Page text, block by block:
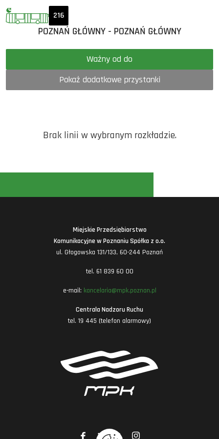
216
POZNAŃ GŁÓWNY - POZNAŃ GŁÓWNY
Ważny od do
Pokaż dodatkowe przystanki
Brak linii w wybranym rozkładzie.
Miejskie Przedsiębiorstwo
Komunikacyjne w Poznaniu Spółka z o.o.
ul. Głogowska 131/133, 60-244 Poznań
tel. 61 839 60 00
e-mail: kancelaria@mpk.poznan.pl
Centrala Nadzoru Ruchu
tel. 19 445 (telefon alarmowy)